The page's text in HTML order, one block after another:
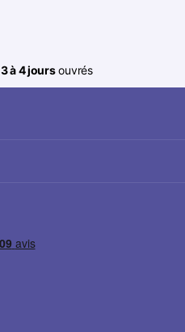
3 à 4 joursouvrés